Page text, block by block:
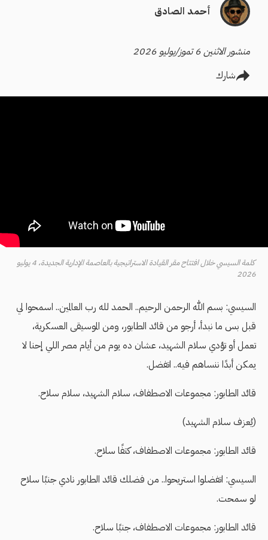
أحمد الصادق
منشور الاثنين 6 تموز/يوليو 2026
شارك
كلمة السيسي خلال افتتاح مقر القيادة الاستراتيجية بالعاصمة الإدارية الجديدة، 4 يوليو
2026
السيسي: بسم الله الرحمن الرحيم.. الحمد لله رب العالمين.. اسمحوا لي
قبل بس ما نبدأ، أرجو من قائد الطابور، ومن الموسيقى العسكرية،
تعمل أو تؤدي سلام الشهيد، عشان ده يوم من أيام مصر اللي إحنا لا
يمكن أبدًا ننساهم فيه.. اتفضل.
قائد الطابور: مجموعات الاصطفاف، سلام الشهيد، سلام سلاح.
(يُعزف سلام الشهيد)
قائد الطابور: مجموعات الاصطفاف، كتفًا سلاح.
السيسي: اتفضلوا استريحوا.. من فضلك قائد الطابور نادي جنبًا سلاح
لو سمحت.
قائد الطابور: مجموعات الاصطفاف، جنبًا سلاح.